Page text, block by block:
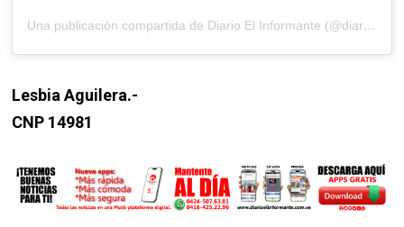
Una publicación compartida de Diario El Informante (@diarioelinformante)
Lesbia Aguilera.-
CNP 14981